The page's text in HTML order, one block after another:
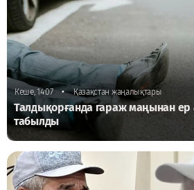
Кеше, 14:07 • Қазақстан жаңалықтары
Талдықорғанда гараж маңынан ер
табылды